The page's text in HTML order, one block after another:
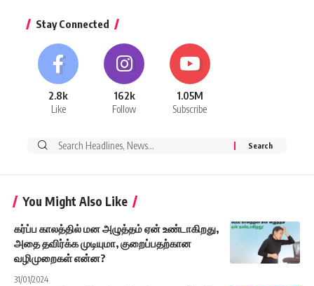
Stay Connected
2.8k
Like
162k
Follow
1.05M
Subscribe
Search
You Might Also Like
கர்ப்ப காலத்தில் மன அழுத்தம் ஏன் உண்டாகிறது,
அதை தவிர்க்க முடியுமா, குறைப்பதற்கான
வழிமுறைகள் என்ன?
31/01/2024